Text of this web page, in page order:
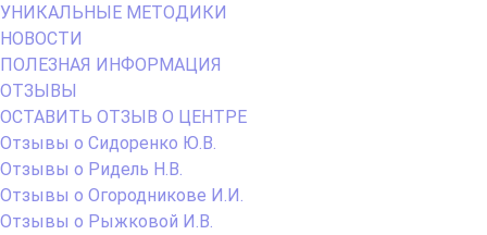
УНИКАЛЬНЫЕ МЕТОДИКИ
НОВОСТИ
ПОЛЕЗНАЯ ИНФОРМАЦИЯ
ОТЗЫВЫ
ОСТАВИТЬ ОТЗЫВ О ЦЕНТРЕ
Отзывы о Сидоренко Ю.В.
Отзывы о Ридель Н.В.
Отзывы о Огородникове И.И.
Отзывы о Рыжковой И.В.